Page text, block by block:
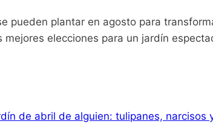
pueden plantar en agosto para
elecciones para un jardín